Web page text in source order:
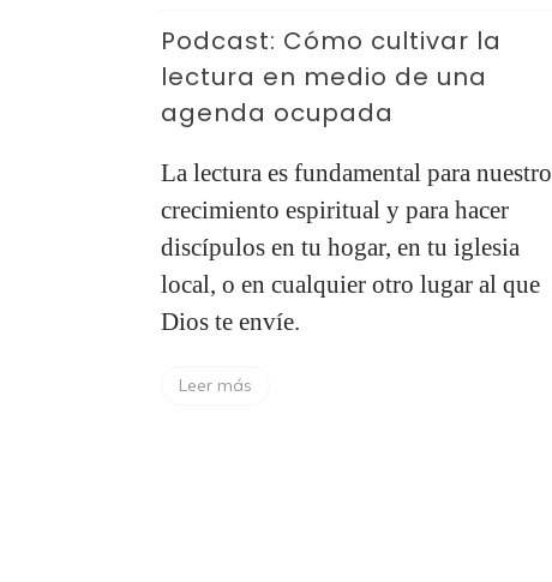
Podcast: Cómo cultivar la
lectura en medio de una
agenda ocupada
La lectura es fundamental para nuestro
crecimiento espiritual y para hacer
discípulos en tu hogar, en tu iglesia
local, o en cualquier otro lugar al que
Dios te envíe.
Leer más